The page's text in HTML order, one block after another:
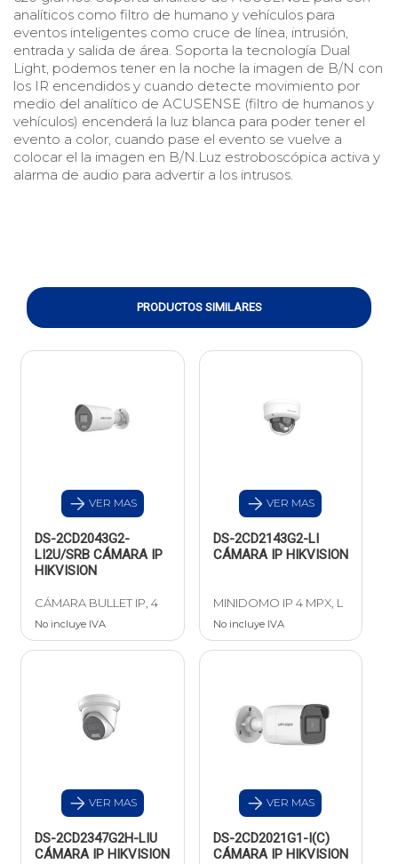
analíticos como filtro de humano y vehículos para
eventos inteligentes como cruce de línea, intrusión,
entrada y salida de área. Soporta la tecnología Dual
Light, podemos tener en la noche la imagen de B/N con
los IR encendidos y cuando detecte movimiento por
medio del analítico de ACUSENSE (filtro de humanos y
vehículos) encenderá la luz blanca para poder tener el
evento a color, cuando pase el evento se vuelve a
colocar el la imagen en B/N.Luz estroboscópica activa y
alarma de audio para advertir a los intrusos.
PRODUCTOS SIMILARES
VER MAS
DS-2CD2043G2-
LI2U/SRB CÁMARA IP
HIKVISION
CÁMARA BULLET IP, 4
No incluye IVA
VER MAS
DS-2CD2143G2-LI
CÁMARA IP HIKVISION
MINIDOMO IP 4 MPX, L
No incluye IVA
VER MAS
DS-2CD2347G2H-LIU
CÁMARA IP HIKVISION
VER MAS
DS-2CD2021G1-I(C)
CÁMARA IP HIKVISION